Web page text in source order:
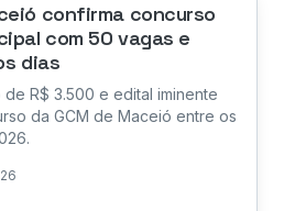
confirma concurso
com 50 vagas e
dias
R$ 3.500 e edital iminente
da GCM de Maceió entre os